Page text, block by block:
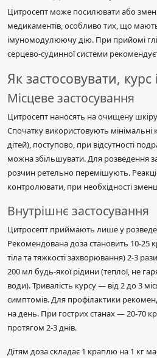
Цитросепт може посилювати або
медикаментів, особливо тих, що
імуномодулюючу дію. При прийомі
серцево-судинної системи
Як застосовувати, курс
Місцеве застосування
Цитросепт наносять на очищену
Спочатку використовують мінімальні
дітей), поступово, при відсутності
можна збільшувати. Для розведення
розчин ретельно перемішують.
контролювати, при необхідності
Внутрішнє застосування
Цитросепт приймають лише у
Рекомендована доза становить 10-25
тіла та тяжкості захворювання) 2-3
200 мл будь-якої рідини (теплої, не
води). Тривалість курсу — від 2 до 3
симптомів. Для профілактики
на день. При гострих станах — 20-70
протягом 2-3 днів.
Дітям доза складає 1 краплю на 1 кг